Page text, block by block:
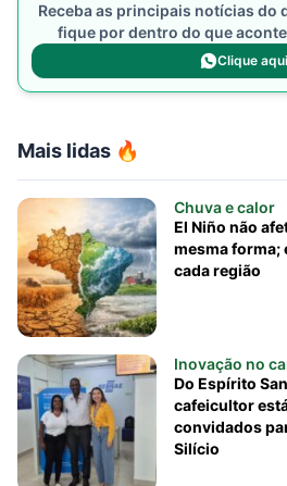
Mais lidas 🔥
Chuva e calor
El Niño não
mesma forma;
cada região
Inovação no
Do Espírito
cafeicultor
convidados
Silício
Receba as principais notícias do
fique por dentro do que
Clique aqui